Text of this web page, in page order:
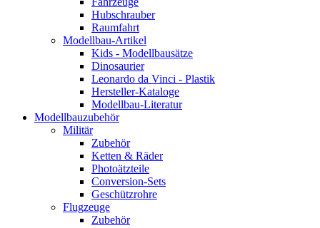
Hubschrauber
Raumfahrt
Modellbau-Artikel
Kids - Modellbausätze
Dinosaurier
Leonardo da Vinci - Plastik
Hersteller-Kataloge
Modellbau-Literatur
Modellbauzubehör
Militär
Zubehör
Ketten & Räder
Photoätzteile
Conversion-Sets
Geschützrohre
Flugzeuge
Zubehör